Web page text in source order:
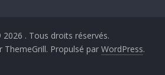
2026 . Tous droits réservés.
ThemeGrill. Propulsé par WordPress.